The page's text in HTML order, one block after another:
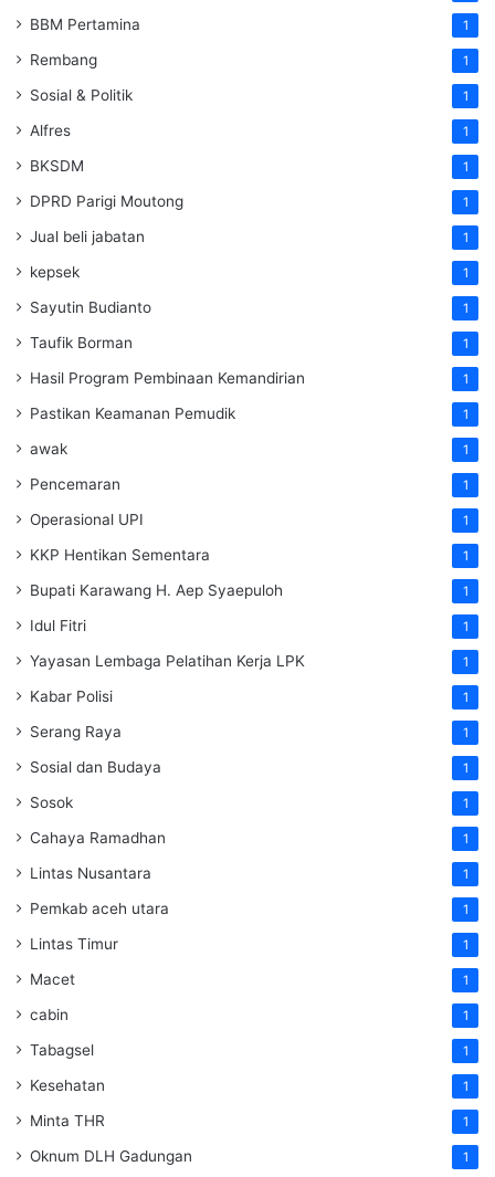
BBM Pertamina 1
Rembang 1
Sosial & Politik 1
Alfres 1
BKSDM 1
DPRD Parigi Moutong 1
Jual beli jabatan 1
kepsek 1
Sayutin Budianto 1
Taufik Borman 1
Hasil Program Pembinaan Kemandirian 1
Pastikan Keamanan Pemudik 1
awak 1
Pencemaran 1
Operasional UPI 1
KKP Hentikan Sementara 1
Bupati Karawang H. Aep Syaepuloh 1
Idul Fitri 1
Yayasan Lembaga Pelatihan Kerja LPK 1
Kabar Polisi 1
Serang Raya 1
Sosial dan Budaya 1
Sosok 1
Cahaya Ramadhan 1
Lintas Nusantara 1
Pemkab aceh utara 1
Lintas Timur 1
Macet 1
cabin 1
Tabagsel 1
Kesehatan 1
Minta THR 1
Oknum DLH Gadungan 1